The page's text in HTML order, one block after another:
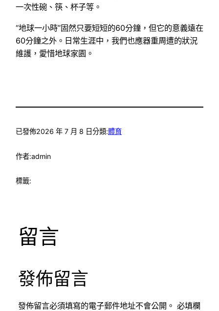
一次性碗、筷、杯子等。
“地球一小時”固然只要短短的60分鐘，但它的意義遠在
60分鐘之外。日常生涯中，我們也應器重周遭的狀況
維護，愛惜地球家園。
已發佈2026 年 7 月 8 日分類:體育
作者:admin
標籤:
留言
發佈留言
發佈留言必須填寫的電子郵件地址不會公開。 必填欄